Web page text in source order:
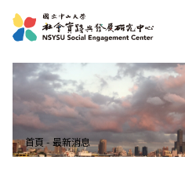
首頁 - 最新消息